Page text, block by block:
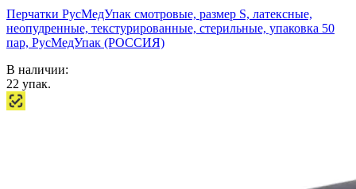
Перчатки РусМедУпак смотровые, размер S, латексные,
неопудренные, текстурированные, стерильные, упаковка 50
пар, РусМедУпак (РОССИЯ)
В наличии:
22 упак.